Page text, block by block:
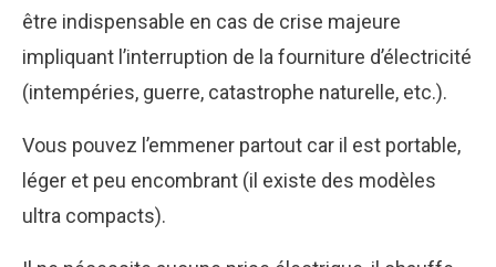
être indispensable en cas de crise majeure
impliquant l’interruption de la fourniture d’électricité
(intempéries, guerre, catastrophe naturelle, etc.).
Vous pouvez l’emmener partout car il est portable,
léger et peu encombrant (il existe des modèles
ultra compacts).